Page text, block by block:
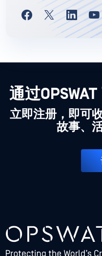
通过
立即注册，即可
故事、